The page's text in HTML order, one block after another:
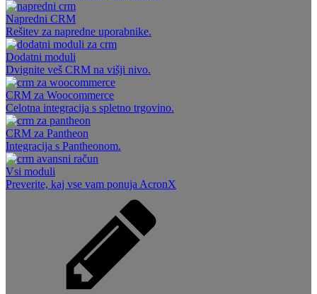
Napredni CRM
Rešitev za napredne uporabnike.
Dodatni moduli
Dvignite veš CRM na višji nivo.
CRM za Woocommerce
Celotna integracija s spletno trgovino.
CRM za Pantheon
Integracija s Pantheonom.
Vsi moduli
Preverite, kaj vse vam ponuja AcronX